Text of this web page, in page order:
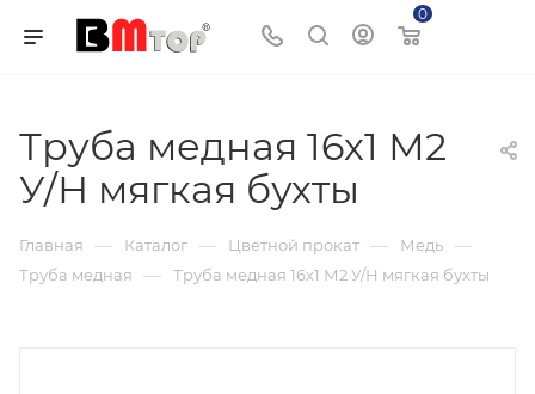
0
Труба медная 16х1 М2
У/Н мягкая бухты
Главная — Каталог — Цветной прокат — Медь —
Труба медная — Труба медная 16х1 М2 У/Н мягкая бухты